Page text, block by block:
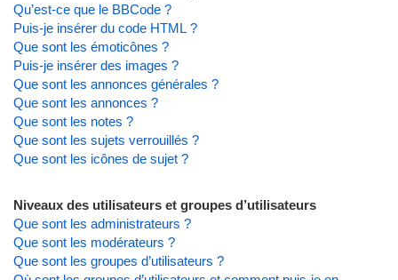
Qu’est-ce que le BBCode ?
Puis-je insérer du code HTML ?
Que sont les émoticônes ?
Puis-je insérer des images ?
Que sont les annonces générales ?
Que sont les annonces ?
Que sont les notes ?
Que sont les sujets verrouillés ?
Que sont les icônes de sujet ?
Niveaux des utilisateurs et groupes d’utilisateurs
Que sont les administrateurs ?
Que sont les modérateurs ?
Que sont les groupes d’utilisateurs ?